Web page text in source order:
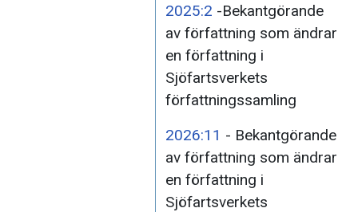
2025:2 -Bekantgörande
av författning som ändrar
en författning i
Sjöfartsverkets
författningssamling
2026:11 - Bekantgörande
av författning som ändrar
en författning i
Sjöfartsverkets